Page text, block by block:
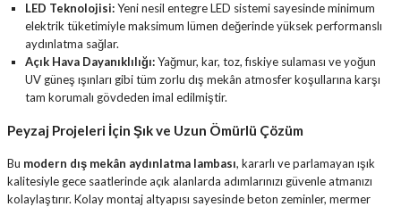
LED Teknolojisi:Yeni nesil entegre LED sistemi sayesinde minimum
elektrik tüketimiyle maksimum lümen değerinde yüksek performanslı
aydınlatma sağlar.
Açık Hava Dayanıklılığı:Yağmur, kar, toz, fıskiye sulaması ve yoğun
UV güneş ışınları gibi tüm zorlu dış mekân atmosfer koşullarına karşı
tam korumalı gövdeden imal edilmiştir.
Peyzaj Projeleri İçin Şık ve Uzun Ömürlü Çözüm
Bu modern dış mekân aydınlatma lambası, kararlı ve parlamayan ışık
kalitesiyle gece saatlerinde açık alanlarda adımlarınızı güvenle atmanızı
kolaylaştırır. Kolay montaj altyapısı sayesinde beton zeminler, mermer